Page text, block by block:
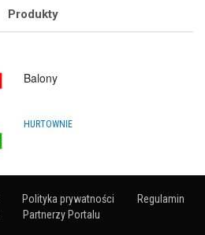
Produkty
Akademia Animatora
SZKOLENIA I KURSY
Polityka prywatności
Regulamin
Partnerzy Portalu